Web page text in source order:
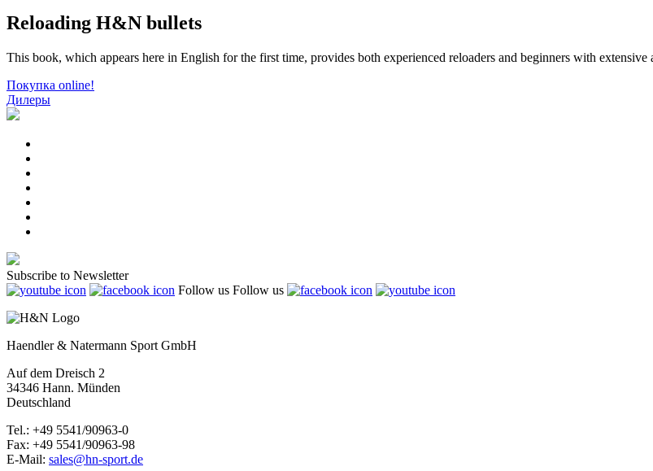
Reloading H&N bullets
This book, which appears here in English for the first time, provides both experienced reloaders and beginners with
Покупка online!
Дилеры
Subscribe to Newsletter
Follow us Follow us
Haendler & Natermann Sport GmbH
Auf dem Dreisch 2
34346 Hann. Münden
Deutschland
Tel.: +49 5541/90963-0
Fax: +49 5541/90963-98
E-Mail: sales@hn-sport.de